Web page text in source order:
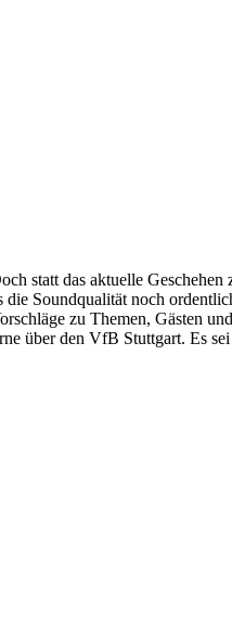
statt das aktuelle
Soundqualität noch
zu Themen, Gästen
über den VfB Stuttgart. Es